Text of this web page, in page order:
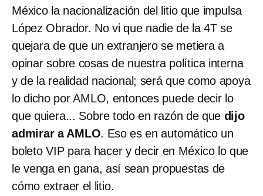
México la nacionalización del litio que impulsa
López Obrador. No vi que nadie de la 4T se
quejara de que un extranjero se metiera a
opinar sobre cosas de nuestra política interna
y de la realidad nacional; será que como apoya
lo dicho por AMLO, entonces puede decir lo
que quiera... Sobre todo en razón de que dijo
admirar a AMLO. Eso es en automático un
boleto VIP para hacer y decir en México lo que
le venga en gana, así sean propuestas de
cómo extraer el litio.